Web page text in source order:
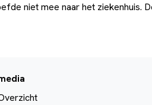
niet mee naar het ziekenhuis.